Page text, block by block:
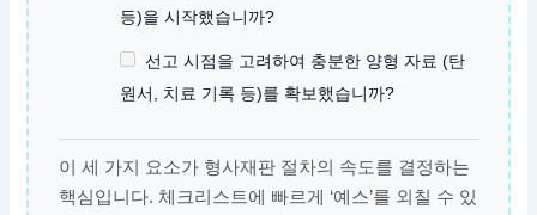
등)을 시작했습니까?
선고 시점을 고려하여 충분한 양형 자료 (탄
원서, 치료 기록 등)를 확보했습니까?
이 세 가지 요소가 형사재판 절차의 속도를 결정하는
핵심입니다. 체크리스트에 빠르게 ‘예스’를 외칠 수 있